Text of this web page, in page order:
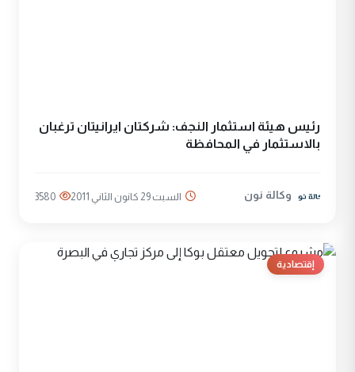
رئيس هيئة استثمار النجف: شركتان ايرانيتان ترغبان
بالاستثمار في المحافظة
وكالة نون السبت 29 كانون الثاني 2011 3580
إقتصادية